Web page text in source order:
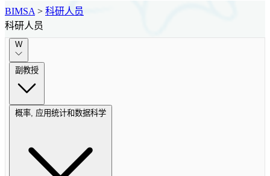
BIMSA > 科研人员
科研人员
W
副教授
概率, 应用统计和数据科学